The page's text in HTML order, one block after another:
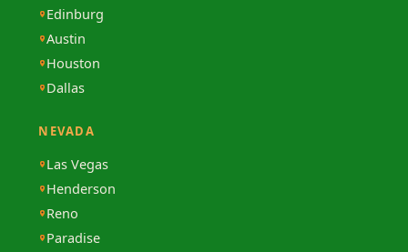
Edinburg
Austin
Houston
Dallas
NEVADA
Las Vegas
Henderson
Reno
Paradise